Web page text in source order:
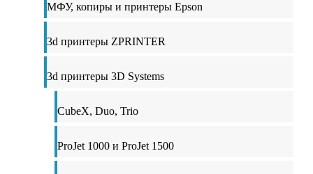
МФУ, копиры и принтеры Epson
3d принтеры ZPRINTER
3d принтеры 3D Systems
CubeX, Duo, Trio
ProJet 1000 и ProJet 1500